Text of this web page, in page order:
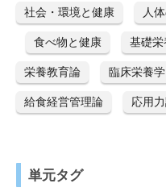
社会・環境と健康 人
食べ物と健康 基礎栄
栄養教育論 臨床栄養学
給食経営管理論 応用
単元タグ